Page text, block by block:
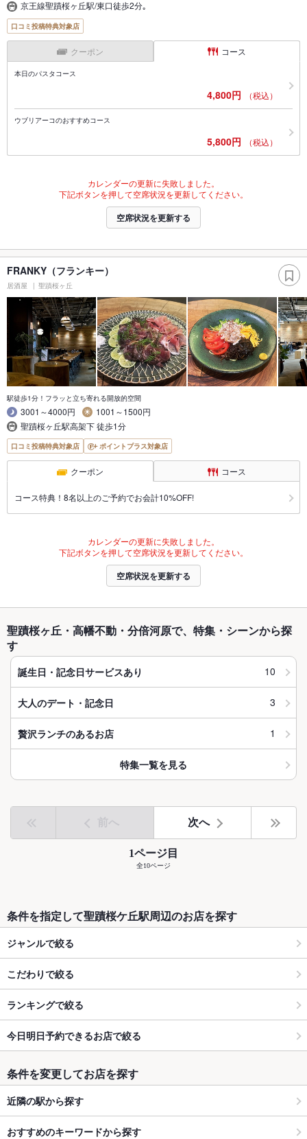
京王線聖蹟桜ヶ丘駅/東口徒歩2分｡
口コミ投稿特典対象店
クーポン コース
本日のパスタコース
4,800円 （税込）
ウブリアーコのおすすめコース
5,800円 （税込）
カレンダーの更新に失敗しました。
下記ボタンを押して空席状況を更新してください。
空席状況を更新する
FRANKY（フランキー）
居酒屋 聖蹟桜ヶ丘
駅徒歩1分！フラッと立ち寄れる開放的空間
3001～4000円
1001～1500円
聖蹟桜ヶ丘駅高架下 徒歩1分
口コミ投稿特典対象店 ポイントプラス対象店
クーポン コース
コース特典！8名以上のご予約でお会計10%OFF!
カレンダーの更新に失敗しました。
下記ボタンを押して空席状況を更新してください。
空席状況を更新する
聖蹟桜ヶ丘・高幡不動・分倍河原で、特集・シーンから探
す
誕生日・記念日サービスあり 10
大人のデート・記念日 3
贅沢ランチのあるお店 1
特集一覧を見る
前へ 次へ
1ページ目
全10ページ
条件を指定して聖蹟桜ケ丘駅周辺のお店を探す
ジャンルで絞る
こだわりで絞る
ランキングで絞る
今日明日予約できるお店で絞る
条件を変更してお店を探す
近隣の駅から探す
おすすめのキーワードから探す